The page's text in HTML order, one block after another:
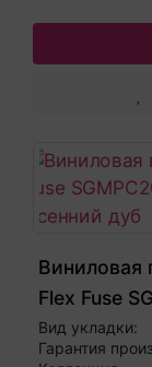
Виниловая
Flex Fuse
Вид укладки:
Гарантия